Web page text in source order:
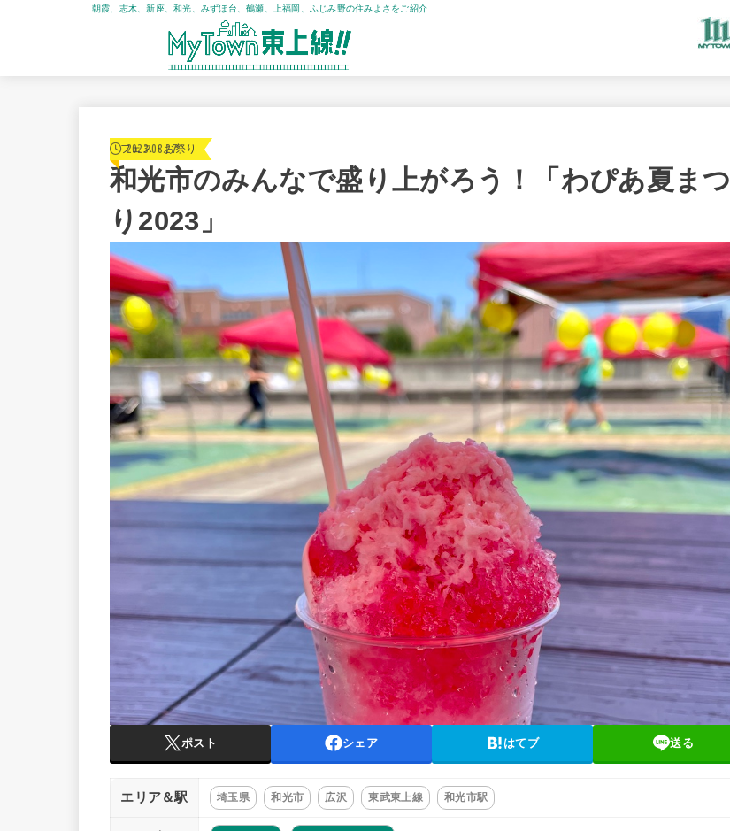
朝霞、志木、新座、和光、みずほ台、鶴瀬、上福岡、ふじみ野の住みよさをご紹介
フェス・お祭り
2023.08.27
和光市のみんなで盛り上がろう！「わぴあ夏まつ
り2023」
ポスト シェア はてブ 送る
エリア＆駅 埼玉県 和光市 広沢 東武東上線 和光市駅